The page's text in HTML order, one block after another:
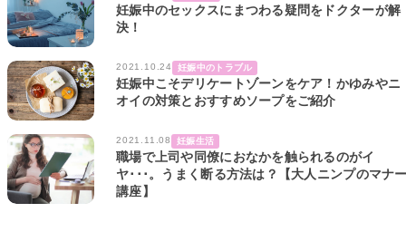
妊娠中のセックスにまつわる疑問をドクターが解
決！
2021.10.24 妊娠中のトラブル
妊娠中こそデリケートゾーンをケア！かゆみやニ
オイの対策とおすすめソープをご紹介
2021.11.08 妊娠生活
職場で上司や同僚におなかを触られるのがイ
ヤ･･･。うまく断る方法は？【大人ニンプのマナ
講座】